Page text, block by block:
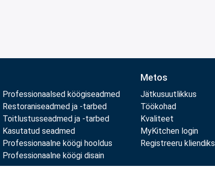
Professionaalsed köögiseadmed
Restoraniseadmed ja -tarbed
Toitlustusseadmed ja -tarbed
Kasutatud seadmed
Professionaalne köögi hooldus
Professionaalne köögi disain
Metos
Jätkusuutlikkus
Töökohad
Kvaliteet
MyKitchen login
Registreeru kliendiks